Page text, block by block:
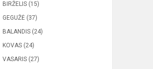
BIRŽELIS (15)
GEGUŽĖ (37)
BALANDIS (24)
KOVAS (24)
VASARIS (27)